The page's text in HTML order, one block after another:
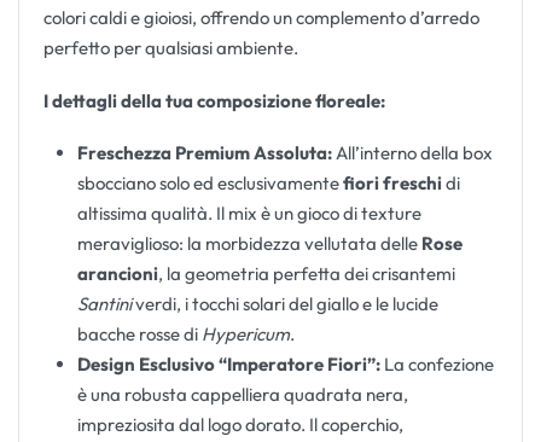
colori caldi e gioiosi, offrendo un complemento d’arredo
perfetto per qualsiasi ambiente.
I dettagli della tua composizione floreale:
Freschezza Premium Assoluta:All’interno della box
sbocciano solo ed esclusivamentefiori freschidi
altissima qualità. Il mix è un gioco di texture
meraviglioso: la morbidezza vellutata delle Rose
arancioni, la geometria perfetta dei crisantemi
Santiniverdi, i tocchi solari del giallo e le lucide
bacche rosse di Hypericum.
Design Esclusivo “Imperatore Fiori”: La confezione
è una robusta cappelliera quadrata nera,
impreziosita dal logo dorato. Il coperchio,